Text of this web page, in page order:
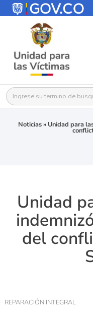
Buscar:
Noticias» Unidad para
Unidad
del
REPARACIÓN INTEGRAL